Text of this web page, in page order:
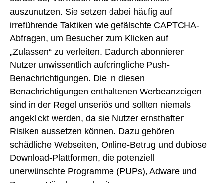
auszunutzen. Sie setzen dabei häufig auf
irreführende Taktiken wie gefälschte CAPTCHA-
Abfragen, um Besucher zum Klicken auf
„Zulassen“ zu verleiten. Dadurch abonnieren
Nutzer unwissentlich aufdringliche Push-
Benachrichtigungen. Die in diesen
Benachrichtigungen enthaltenen Werbeanzeigen
sind in der Regel unseriös und sollten niemals
angeklickt werden, da sie Nutzer ernsthaften
Risiken aussetzen können. Dazu gehören
schädliche Webseiten, Online-Betrug und dubiose
Download-Plattformen, die potenziell
unerwünschte Programme (PUPs), Adware und